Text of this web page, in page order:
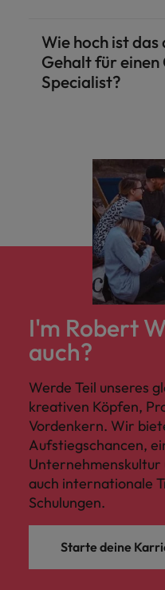
Wie hoch ist
Gehalt für
Specialist?
I'm Robert
auch?
Werde Teil unseres
kreativen Köpfen,
Vordenkern. Wir
Aufstiegschancen,
Unternehmenskultur
auch internationale
Schulungen.
Starte deine